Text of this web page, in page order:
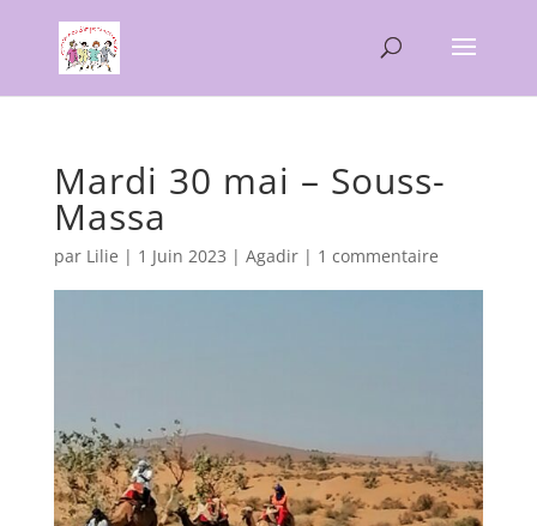
Mardi 30 mai – Souss-
Massa
par Lilie | 1 Juin 2023 | Agadir| 1 commentaire